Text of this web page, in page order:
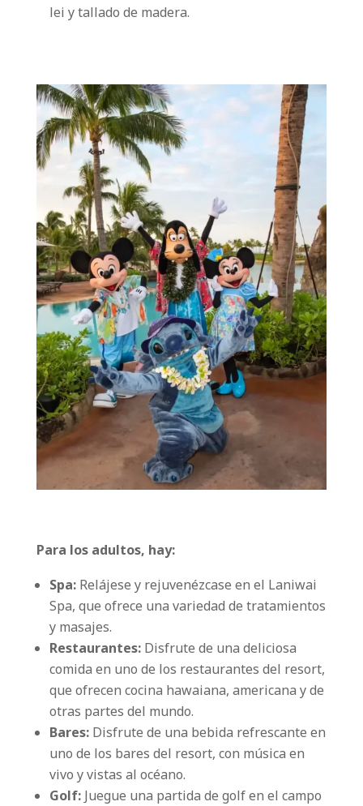
lei y tallado de madera.
Para los adultos, hay:
Spa:Relájese y rejuvenézcase en el Laniwai
Spa, que ofrece una variedad de tratamientos
y masajes.
Restaurantes:Disfrute de una deliciosa
comida en uno de los restaurantes del resort,
que ofrecen cocina hawaiana, americana y de
otras partes del mundo.
Bares:Disfrute de una bebida refrescante en
uno de los bares del resort, con música en
vivo y vistas al océano.
Golf:Juegue una partida de golf en el campo